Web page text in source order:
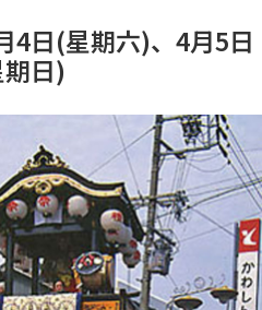
4日(星期六)、4月5日
日)